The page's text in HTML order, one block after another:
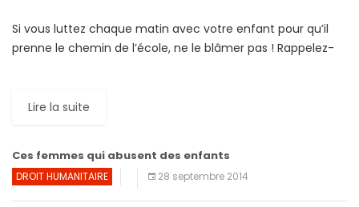
Si vous luttez chaque matin avec votre enfant pour qu’il
prenne le chemin de l’école, ne le blâmer pas ! Rappelez-
Lire la suite
Ces femmes qui abusent des enfants
DROIT HUMANITAIRE 28 septembre 2014